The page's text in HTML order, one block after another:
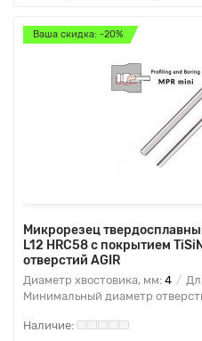
Ваша скидка: -20%
Микрорезец
L12 HRC58 с покрытием
отверстий AGIR
Диаметр хвостовика, мм: 4
Минимальный диаметр